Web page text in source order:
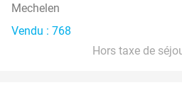
Mechelen
Vendu : 768
Hors taxe de